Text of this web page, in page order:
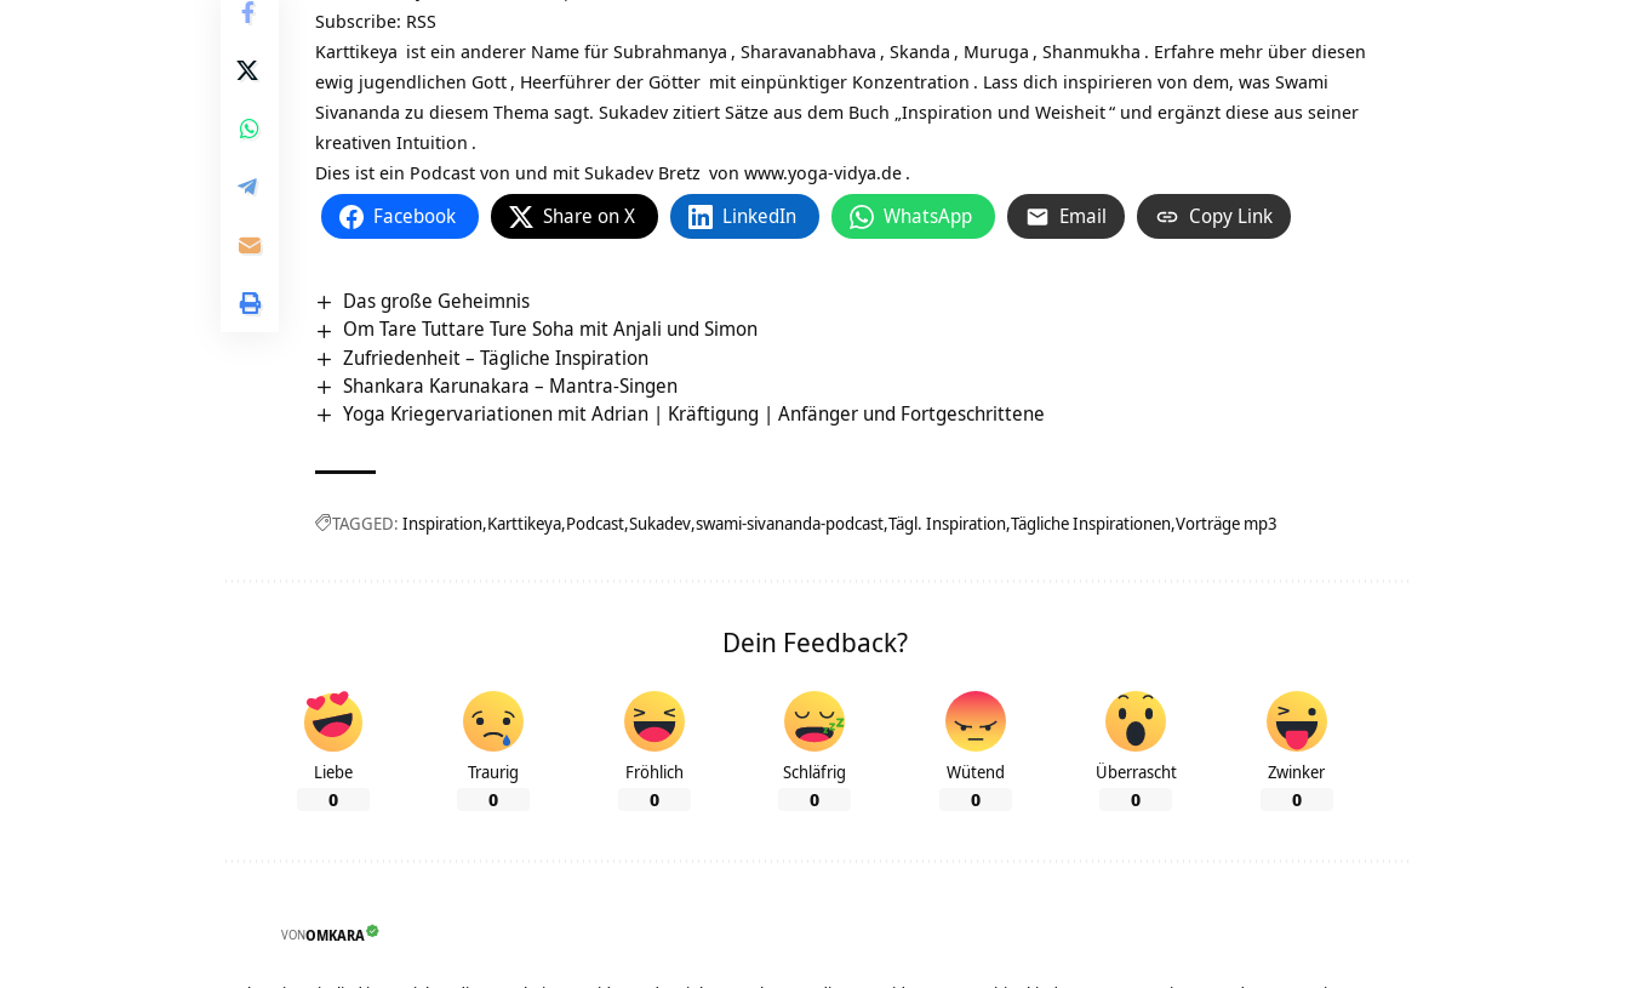
Subscribe: RSS
Karttikeya ist ein anderer Name für Subrahmanya , Sharavanabhava , Skanda , Muruga , Shanmukha . Erfahre mehr über diesen
ewig jugendlichen Gott , Heerführer der Götter mit einpünktiger Konzentration . Lass dich inspirieren von dem, was Swami
Sivananda zu diesem Thema sagt. Sukadev zitiert Sätze aus dem Buch „Inspiration und Weisheit“ und ergänzt diese aus seiner
kreativen Intuition .
Dies ist ein Podcast von und mit Sukadev Bretz von www.yoga-vidya.de .
Facebook Share on X LinkedIn WhatsApp Email Copy Link
Das große Geheimnis
Om Tare Tuttare Ture Soha mit Anjali und Simon
Zufriedenheit – Tägliche Inspiration
Shankara Karunakara – Mantra-Singen
Yoga Kriegervariationen mit Adrian | Kräftigung | Anfänger und Fortgeschrittene
TAGGED: Inspiration Karttikeya Podcast Sukadev swami-sivananda-podcast Tägl. Inspiration Tägliche Inspirationen Vorträge mp3
Dein Feedback?
Liebe
0
Traurig
0
Fröhlich
0
Schläfrig
0
Wütend
0
Überrascht
0
Zwinker
0
VONOMKARA